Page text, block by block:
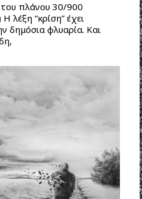
πλάνου 30/900
λέξη “κρίση” έχει
δημόσια φλυαρία. Kαι